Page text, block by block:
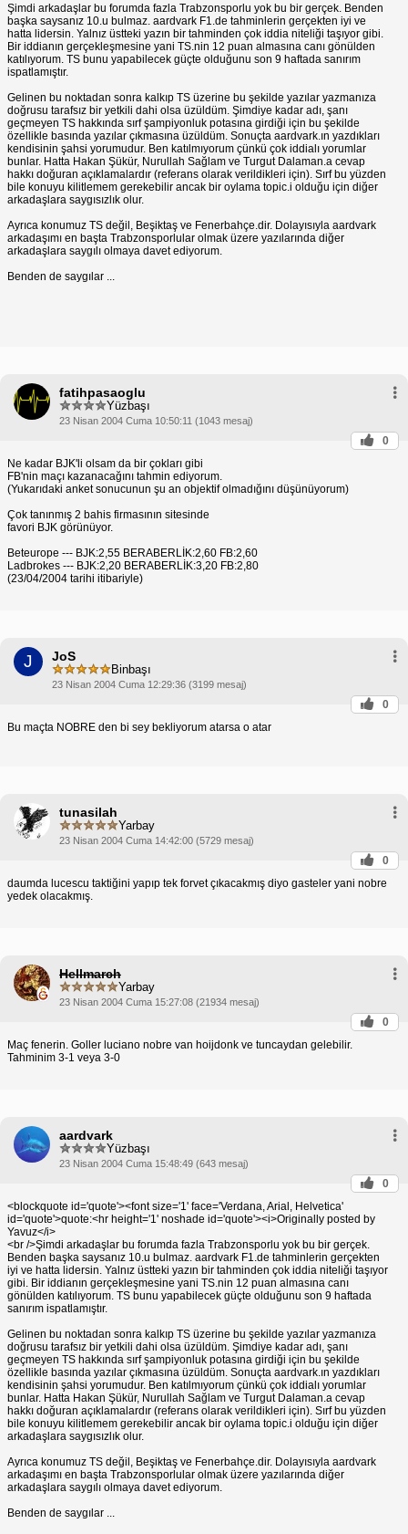
Şimdi arkadaşlar bu forumda fazla Trabzonsporlu yok bu bir gerçek. Benden
başka saysanız 10.u bulmaz. aardvark F1.de tahminlerin gerçekten iyi ve
hatta lidersin. Yalnız üstteki yazın bir tahminden çok iddia niteliği taşıyor gibi.
Bir iddianın gerçekleşmesine yani TS.nin 12 puan almasına canı gönülden
katılıyorum. TS bunu yapabilecek güçte olduğunu son 9 haftada sanırım
ispatlamıştır.
Gelinen bu noktadan sonra kalkıp TS üzerine bu şekilde yazılar yazmanıza
doğrusu tarafsız bir yetkili dahi olsa üzüldüm. Şimdiye kadar adı, şanı
geçmeyen TS hakkında sırf şampiyonluk potasına girdiği için bu şekilde
özellikle basında yazılar çıkmasına üzüldüm. Sonuçta aardvark.ın yazdıkları
kendisinin şahsi yorumudur. Ben katılmıyorum çünkü çok iddialı yorumlar
bunlar. Hatta Hakan Şükür, Nurullah Sağlam ve Turgut Dalaman.a cevap
hakkı doğuran açıklamalardır (referans olarak verildikleri için). Sırf bu yüzden
bile konuyu kilitlemem gerekebilir ancak bir oylama topic.i olduğu için diğer
arkadaşlara saygısızlık olur.
Ayrıca konumuz TS değil, Beşiktaş ve Fenerbahçe.dir. Dolayısıyla aardvark
arkadaşımı en başta Trabzonsporlular olmak üzere yazılarında diğer
arkadaşlara saygılı olmaya davet ediyorum.
Benden de saygılar ...
fatihpasaoglu
Yüzbaşı
23 Nisan 2004 Cuma 10:50:11 (1043 mesaj)
0
Ne kadar BJK'li olsam da bir çokları gibi
FB'nin maçı kazanacağını tahmin ediyorum.
(Yukarıdaki anket sonucunun şu an objektif olmadığını düşünüyorum)
Çok tanınmış 2 bahis firmasının sitesinde
favori BJK görünüyor.
Beteurope --- BJK:2,55 BERABERLİK:2,60 FB:2,60
Ladbrokes --- BJK:2,20 BERABERLİK:3,20 FB:2,80
(23/04/2004 tarihi itibariyle)
J JoS
Binbaşı
23 Nisan 2004 Cuma 12:29:36 (3199 mesaj)
0
Bu maçta NOBRE den bi sey bekliyorum atarsa o atar
tunasilah
Yarbay
23 Nisan 2004 Cuma 14:42:00 (5729 mesaj)
0
daumda lucescu taktiğini yapıp tek forvet çıkacakmış diyo gasteler yani nobre
yedek olacakmış.
Hellmarch
Yarbay
23 Nisan 2004 Cuma 15:27:08 (21934 mesaj)
0
Maç fenerin. Goller luciano nobre van hoijdonk ve tuncaydan gelebilir.
Tahminim 3-1 veya 3-0
aardvark
Yüzbaşı
23 Nisan 2004 Cuma 15:48:49 (643 mesaj)
0
<blockquote id='quote'><font size='1' face='Verdana, Arial, Helvetica'
id='quote'>quote:<hr height='1' noshade id='quote'><i>Originally posted by
Yavuz</i>
<br />Şimdi arkadaşlar bu forumda fazla Trabzonsporlu yok bu bir gerçek.
Benden başka saysanız 10.u bulmaz. aardvark F1.de tahminlerin gerçekten
iyi ve hatta lidersin. Yalnız üstteki yazın bir tahminden çok iddia niteliği taşıyor
gibi. Bir iddianın gerçekleşmesine yani TS.nin 12 puan almasına canı
gönülden katılıyorum. TS bunu yapabilecek güçte olduğunu son 9 haftada
sanırım ispatlamıştır.
Gelinen bu noktadan sonra kalkıp TS üzerine bu şekilde yazılar yazmanıza
doğrusu tarafsız bir yetkili dahi olsa üzüldüm. Şimdiye kadar adı, şanı
geçmeyen TS hakkında sırf şampiyonluk potasına girdiği için bu şekilde
özellikle basında yazılar çıkmasına üzüldüm. Sonuçta aardvark.ın yazdıkları
kendisinin şahsi yorumudur. Ben katılmıyorum çünkü çok iddialı yorumlar
bunlar. Hatta Hakan Şükür, Nurullah Sağlam ve Turgut Dalaman.a cevap
hakkı doğuran açıklamalardır (referans olarak verildikleri için). Sırf bu yüzden
bile konuyu kilitlemem gerekebilir ancak bir oylama topic.i olduğu için diğer
arkadaşlara saygısızlık olur.
Ayrıca konumuz TS değil, Beşiktaş ve Fenerbahçe.dir. Dolayısıyla aardvark
arkadaşımı en başta Trabzonsporlular olmak üzere yazılarında diğer
arkadaşlara saygılı olmaya davet ediyorum.
Benden de saygılar ...